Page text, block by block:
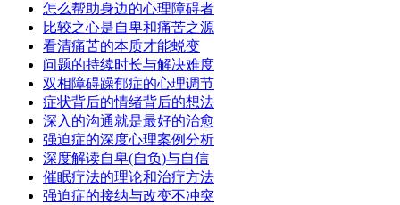
怎么帮助身边的心理障碍者
比较之心是自卑和痛苦之源
看清痛苦的本质才能蜕变
问题的持续时长与解决难度
双相障碍躁郁症的心理调节
症状背后的情绪背后的想法
深入的沟通就是最好的治愈
强迫症的深度心理案例分析
深度解读自卑(自负)与自信
催眠疗法的理论和治疗方法
强迫症的接纳与改变不冲突